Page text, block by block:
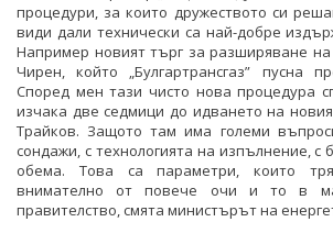
процедури, за които дружеството си
види дали технически са най-добре
Например новият търг за разширяване
Чирен, който „Булгартрансгаз” пусна
Според мен тази чисто нова процедура
изчака две седмици до идването на
Трайков. Защото там има големи
сондажи, с технологията на изпълнение, с
обема. Това са параметри, които
внимателно от повече очи и то в
правителство, смята министърът на